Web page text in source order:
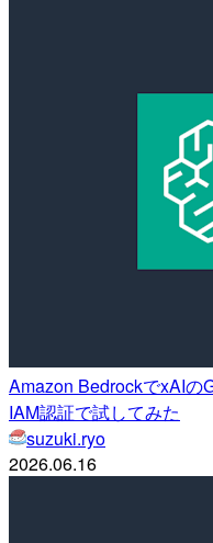
Amazon BedrockでxAIの
IAM認証で試してみた
suzuki.ryo
2026.06.16